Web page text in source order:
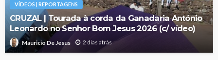
VÍDEOS | REPORTAGENS
CRUZAL | Tourada à corda da Ganadaria António
Leonardo no Senhor Bom Jesus 2026 (c/ vídeo)
Mauricio De Jesus 2 dias atrás